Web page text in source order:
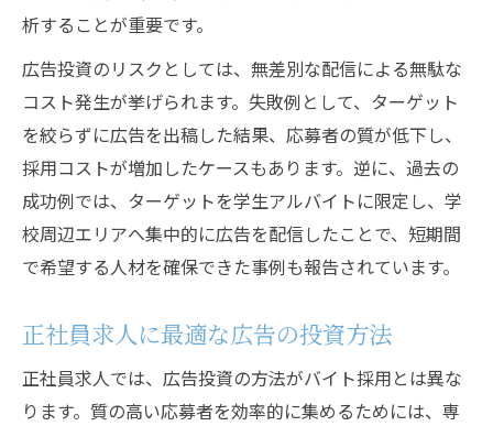
析することが重要です。
広告投資のリスクとしては、無差別な配信による無駄な
コスト発生が挙げられます。失敗例として、ターゲット
を絞らずに広告を出稿した結果、応募者の質が低下し、
採用コストが増加したケースもあります。逆に、過去の
成功例では、ターゲットを学生アルバイトに限定し、学
校周辺エリアへ集中的に広告を配信したことで、短期間
で希望する人材を確保できた事例も報告されています。
正社員求人に最適な広告の投資方法
正社員求人では、広告投資の方法がバイト採用とは異な
ります。質の高い応募者を効率的に集めるためには、専